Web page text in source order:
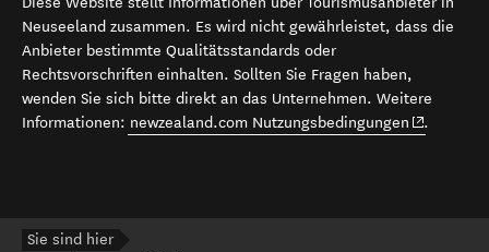
Neuseeland zusammen. Es wird nicht gewährleistet, dass die
Anbieter bestimmte Qualitätsstandards oder
Rechtsvorschriften einhalten. Sollten Sie Fragen haben,
wenden Sie sich bitte direkt an das Unternehmen. Weitere
Informationen: newzealand.com Nutzungsbedingungen (opens in
.
Sie sind hier